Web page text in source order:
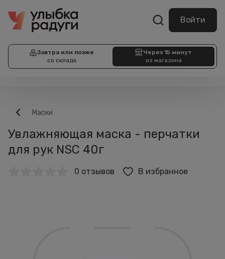
Войти
Завтра или позже
со склада
Через 15 минут
из магазина
Маски
Увлажняющая маска - перчатки
для рук NSC 40г
0 отзывов В избранное